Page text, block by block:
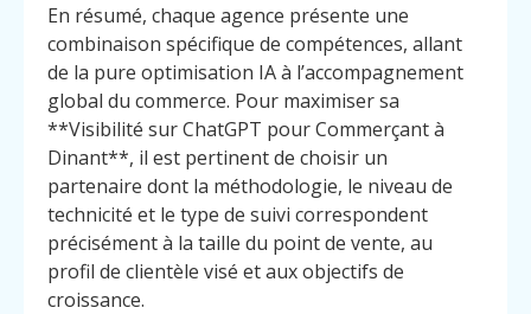
En résumé, chaque agence présente une
combinaison spécifique de compétences, allant
de la pure optimisation IA à l’accompagnement
global du commerce. Pour maximiser sa
**Visibilité sur ChatGPT pour Commerçant à
Dinant**, il est pertinent de choisir un
partenaire dont la méthodologie, le niveau de
technicité et le type de suivi correspondent
précisément à la taille du point de vente, au
profil de clientèle visé et aux objectifs de
croissance.